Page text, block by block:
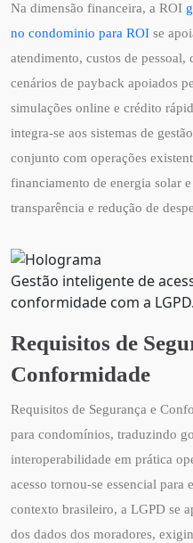
Na dimensão financeira, a ROI
no condominio para ROI se
atendimento, custos de
cenários de payback apoiados
simulações online e crédito
integra-se aos sistemas de
conjunto com operações
financiamento de energia solar
transparência e redução de
Gestão inteligente de
conformidade com a LGPD.
Requisitos de
Conformidade
Requisitos de Segurança e
para condomínios, traduzindo
interoperabilidade em prática
acesso tornou-se essencial para
contexto brasileiro, a LGPD se
dos dados dos moradores,